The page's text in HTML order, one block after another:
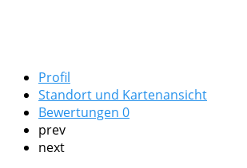
Profil
Standort und Kartenansicht
Bewertungen 0
prev
next